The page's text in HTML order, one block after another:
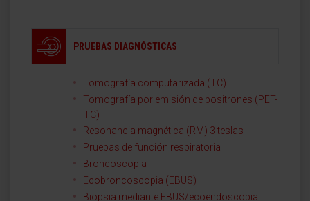
PRUEBAS DIAGNÓSTICAS
Tomografía computarizada (TC)
Tomografía por emisión de positrones (PET-
TC)
Resonancia magnética (RM) 3 teslas
Pruebas de función respiratoria
Broncoscopia
Ecobroncoscopia (EBUS)
Biopsia mediante EBUS/ecoendoscopia